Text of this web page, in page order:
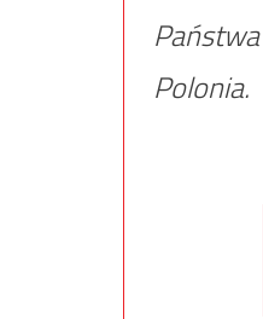
Polonia.